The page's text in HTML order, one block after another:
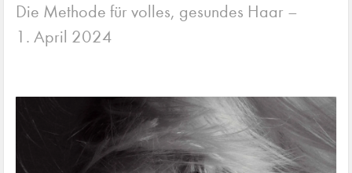
Die Methode für volles, gesundes Haar –
1. April 2024